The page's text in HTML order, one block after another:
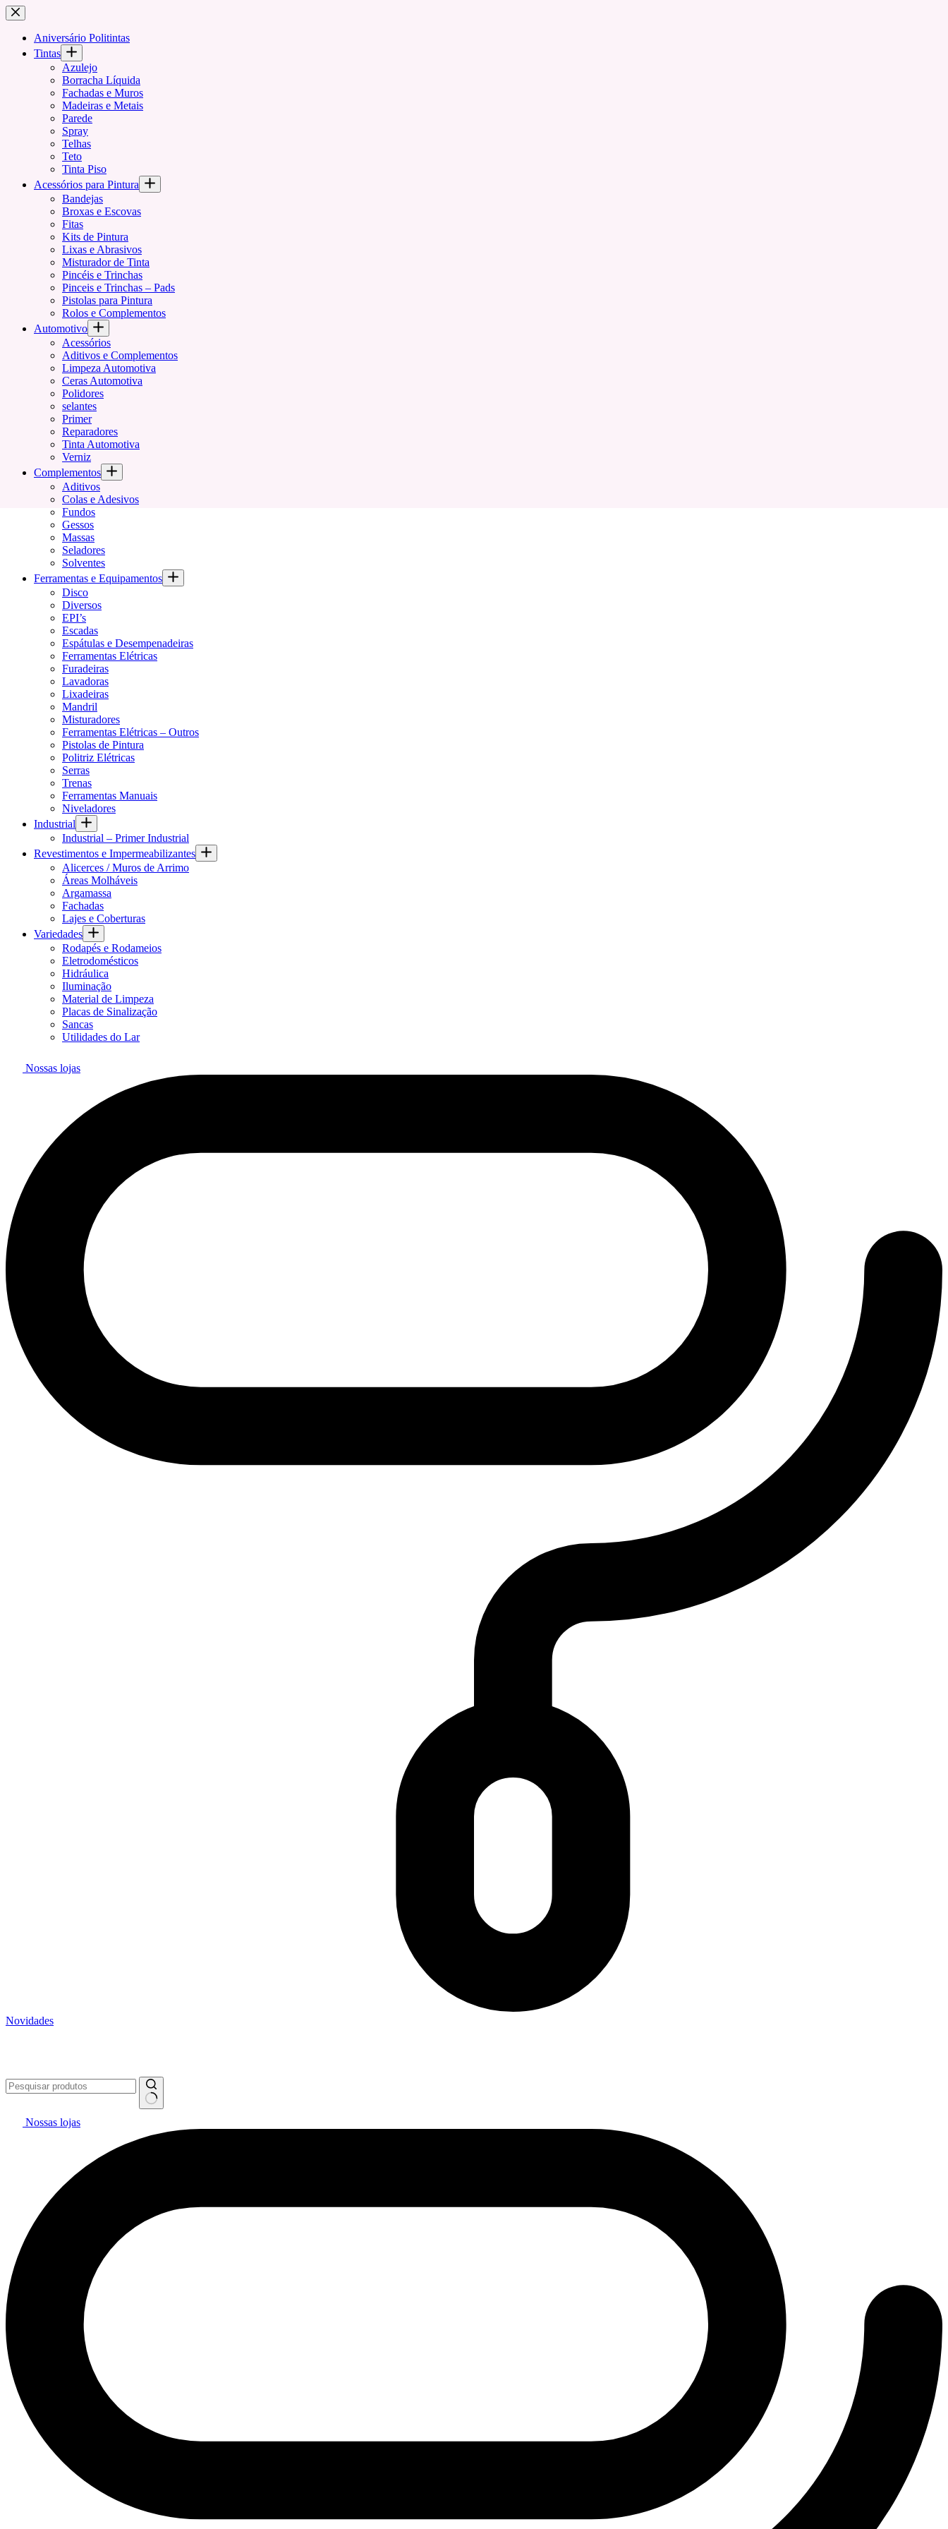
Pular
para
conteúdo
Aniversário Politintas
Tintas
Azulejo
Borracha Líquida
Fachadas e Muros
Madeiras e Metais
Parede
Spray
Telhas
Teto
Tinta Piso
Acessórios para Pintura
Bandejas
Broxas e Escovas
Fitas
Kits de Pintura
Lixas e Abrasivos
Misturador de Tinta
Pincéis e Trinchas
Pinceis e Trinchas – Pads
Pistolas para Pintura
Rolos e Complementos
Automotivo
Acessórios
Aditivos e Complementos
Limpeza Automotiva
Ceras Automotiva
Polidores
selantes
Primer
Reparadores
Tinta Automotiva
Verniz
Complementos
Aditivos
Colas e Adesivos
Fundos
Gessos
Massas
Seladores
Solventes
Ferramentas e Equipamentos
Disco
Diversos
EPI’s
Escadas
Espátulas e Desempenadeiras
Ferramentas Elétricas
Furadeiras
Lavadoras
Lixadeiras
Mandril
Misturadores
Ferramentas Elétricas – Outros
Pistolas de Pintura
Politriz Elétricas
Serras
Trenas
Ferramentas Manuais
Niveladores
Industrial
Industrial – Primer Industrial
Revestimentos e Impermeabilizantes
Alicerces / Muros de Arrimo
Áreas Molháveis
Argamassa
Fachadas
Lajes e Coberturas
Variedades
Rodapés e Rodameios
Eletrodomésticos
Hidráulica
Iluminação
Material de Limpeza
Placas de Sinalização
Sancas
Utilidades do Lar
Nossas lojas
Novidades
Nossas lojas